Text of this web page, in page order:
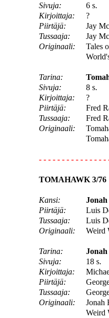
Sivuja:
6 s.
Kirjoittaja:
?
Piirtäjä:
Jay
Tussaaja:
Jay
Originaali:
Tales
Tarina:
Sivuja:
8 s.
Kirjoittaja:
?
Piirtäjä:
Fred
Tussaaja:
Fred
Originaali:
- - - - - - - - - - - - - - -
TOMAHAWK 3/76
Kansi:
Jonah
Piirtäjä:
Luis
Tussaaja:
Luis
Originaali:
Weird
Tarina:
Sivuja:
18 s.
Kirjoittaja:
Piirtäjä:
Tussaaja:
Originaali:
Jonah
Weird